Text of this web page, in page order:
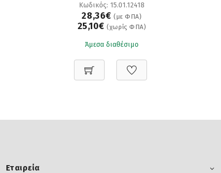
Κωδικός: 15.01.12418
28,36€(με ΦΠΑ)
25,10€(χωρίς ΦΠΑ)
Άμεσα διαθέσιμο
Εταιρεία